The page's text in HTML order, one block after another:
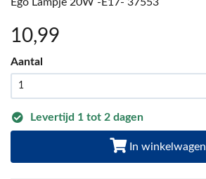
10,99
Aantal
Levertijd 1 tot 2 dagen
In winkelwagen